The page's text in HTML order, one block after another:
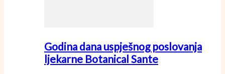
Godina dana uspješnog poslovanja
ljekarne Botanical Sante